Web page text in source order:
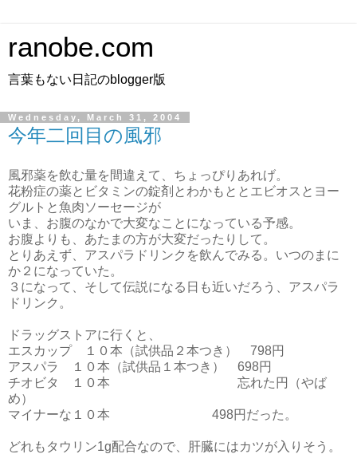
ranobe.com
言葉もない日記のblogger版
Wednesday, March 31, 2004
今年二回目の風邪
風邪薬を飲む量を間違えて、ちょっぴりあれげ。
花粉症の薬とビタミンの錠剤とわかもととエビオスとヨー
グルトと魚肉ソーセージが
いま、お腹のなかで大変なことになっている予感。
お腹よりも、あたまの方が大変だったりして。
とりあえず、アスパラドリンクを飲んでみる。いつのまに
か２になっていた。
３になって、そして伝説になる日も近いだろう、アスパラ
ドリンク。
ドラッグストアに行くと、
エスカップ １０本（試供品２本つき） 798円
アスパラ １０本（試供品１本つき） 698円
チオビタ １０本 忘れた円（やば
め）
マイナーな１０本 498円だった。
どれもタウリン1g配合なので、肝臓にはカツが入りそう。